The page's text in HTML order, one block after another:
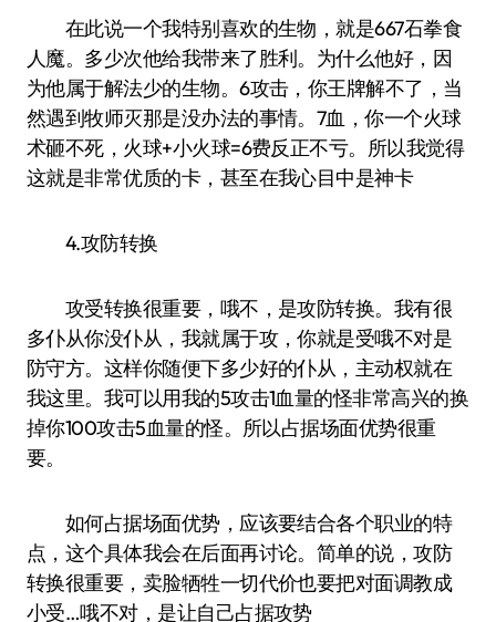
在此说一个我特别喜欢的生物，就是667石拳食
人魔。多少次他给我带来了胜利。为什么他好，因
为他属于解法少的生物。6攻击，你王牌解不了，当
然遇到牧师灭那是没办法的事情。7血，你一个火球
术砸不死，火球+小火球=6费反正不亏。所以我觉得
这就是非常优质的卡，甚至在我心目中是神卡
4.攻防转换
攻受转换很重要，哦不，是攻防转换。我有很
多仆从你没仆从，我就属于攻，你就是受哦不对是
防守方。这样你随便下多少好的仆从，主动权就在
我这里。我可以用我的5攻击1血量的怪非常高兴的换
掉你100攻击5血量的怪。所以占据场面优势很重
要。
如何占据场面优势，应该要结合各个职业的特
点，这个具体我会在后面再讨论。简单的说，攻防
转换很重要，卖脸牺牲一切代价也要把对面调教成
小受…哦不对，是让自己占据攻势